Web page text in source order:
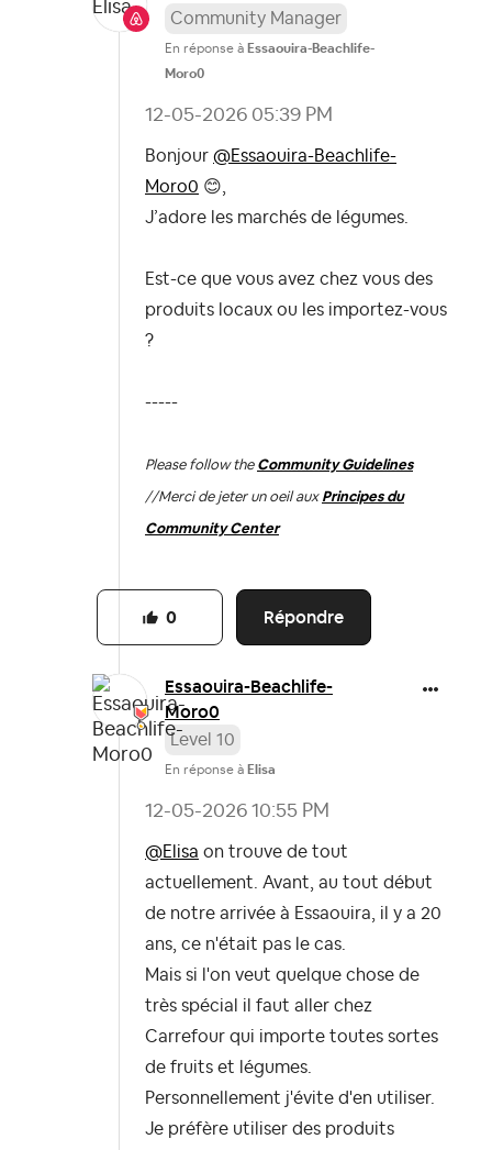
Community Manager
En réponse à Essaouira-Beachlife-
Moro0
‎12-05-2026 05:39 PM
Bonjour @Essaouira-Beachlife-
Moro0 😊
J’adore les marchés de légumes.
Est-ce que vous avez chez vous des
produits locaux ou les importez-vous
?
-----
Please follow the Community Guidelines
//Merci de jeter un oeil aux Principes du
Community Center
Répondre
0
Essaouira-Beachlife-
Moro0
Level 10
En réponse à Elisa
‎12-05-2026 10:55 PM
@Elisa on trouve de tout
actuellement. Avant, au tout début
de notre arrivée à Essaouira, il y a 20
ans, ce n'était pas le cas.
Mais si l'on veut quelque chose de
très spécial il faut aller chez
Carrefour qui importe toutes sortes
de fruits et légumes.
Personnellement j'évite d'en utiliser.
Je préfère utiliser des produits